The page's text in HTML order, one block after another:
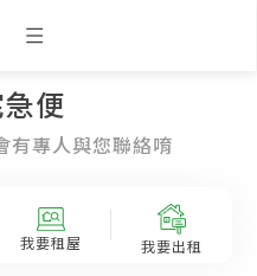
便
有專人與您聯絡唷
我要租屋 我要出租